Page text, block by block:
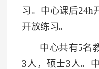
习。中心课后24h
开放练习。
中心共有5名
3人，硕士3人。